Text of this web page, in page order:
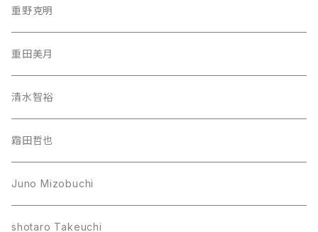
重野克明
重田美月
清水智裕
霜田哲也
Juno Mizobuchi
shotaro Takeuchi